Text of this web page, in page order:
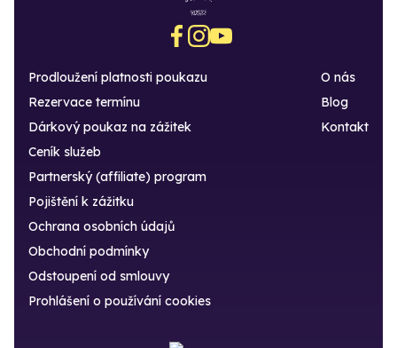
Prodloužení platnosti poukazu
Rezervace termínu
Dárkový poukaz na zážitek
O nás
Blog
Kontakt
Ceník služeb
Partnerský (affiliate) program
Pojištění k zážitku
Ochrana osobních údajů
Obchodní podmínky
Odstoupení od smlouvy
Prohlášení o používání cookies